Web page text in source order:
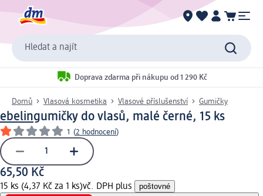
Hledat a najít
Doprava zdarma při nákupu od 1 290 Kč
Domů Vlasová kosmetika Vlasové příslušenství Gumičky
ebelingumičky do vlasů, malé černé, 15 ks
1 (2 hodnocení)
65,50 Kč
15 ks (4,37 Kč za 1 ks)vč. DPH plus poštovné